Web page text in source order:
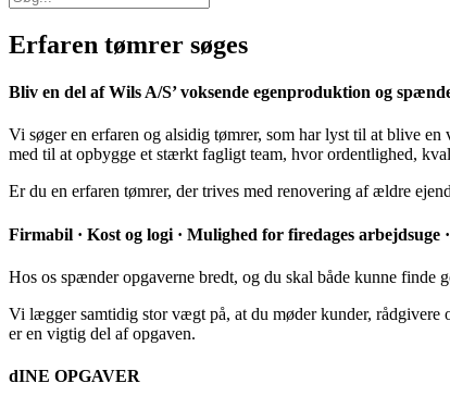
Erfaren tømrer søges
Bliv en del af Wils A/S’ voksende egenproduktion og
Vi søger en erfaren og alsidig tømrer, som har lyst til at blive
med til at opbygge et stærkt fagligt team, hvor ordentlighed,
Er du en erfaren tømrer, der trives med renovering af ældre
Firmabil · Kost og logi · Mulighed for firedages arbejdsuge
Hos os spænder opgaverne bredt, og du skal både kunne
Vi lægger samtidig stor vægt på, at du møder kunder, rådgivere
er en vigtig del af opgaven.
dINE OPGAVER